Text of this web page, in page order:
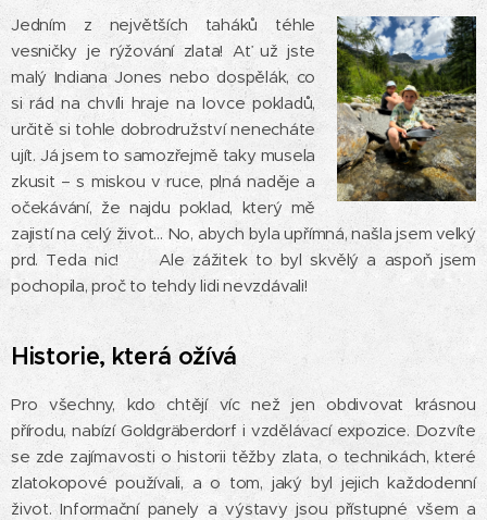
Jedním z největších taháků téhle
vesničky je rýžování zlata! Ať už jste
malý Indiana Jones nebo dospělák, co
si rád na chvíli hraje na lovce pokladů,
určitě si tohle dobrodružství nenecháte
ujít. Já jsem to samozřejmě taky musela
zkusit – s miskou v ruce, plná naděje a
očekávání, že najdu poklad, který mě
zajistí na celý život... No, abych byla upřímná, našla jsem velký
prd. Teda nic! 😅 Ale zážitek to byl skvělý a aspoň jsem
pochopila, proč to tehdy lidi nevzdávali!
Historie, která ožívá
Pro všechny, kdo chtějí víc než jen obdivovat krásnou
přírodu, nabízí Goldgräberdorf i vzdělávací expozice. Dozvíte
se zde zajímavosti o historii těžby zlata, o technikách, které
zlatokopové používali, a o tom, jaký byl jejich každodenní
život. Informační panely a výstavy jsou přístupné všem a